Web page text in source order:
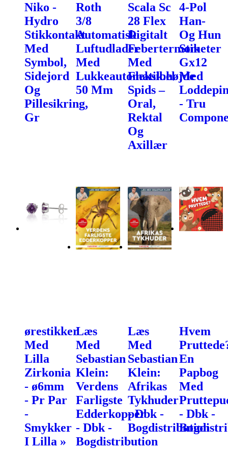
Niko -
Hydro
Stikkontakt
Med
Symbol,
Sidejord
Og
Pillesikring,
Gr
Roth
3/8
Automatisk
Luftudlader
Med
Lukkeautomatik.højde
50 Mm
Scala Sc
28 Flex
Digitalt
Febertermometer
Med
Fleksibel
Spids –
Oral,
Rektal
Og
Axillær
4-Pol
Han-
Og Hun
Stik
Gx12
Med
- Tru
ørestikker
Med
Lilla
Zirkonia
- ø6mm
- Pr Par
-
Smykker
I Lilla »
Læs
Med
Sebastian
Klein:
Verdens
Farligste
Edderkopper
- Dbk -
Bogdistribution
Læs
Med
Sebastian
Klein:
Afrikas
Tykhuder
- Dbk -
Bogdistribution
Hvem
En
Papbog
Med
- Dbk -